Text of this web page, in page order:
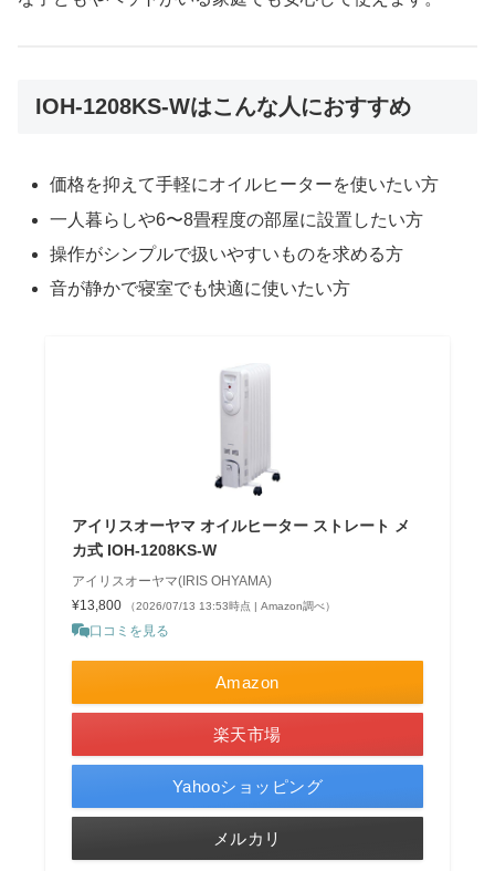
IOH-1208KS-Wはこんな人におすすめ
価格を抑えて手軽にオイルヒーターを使いたい方
一人暮らしや6〜8畳程度の部屋に設置したい方
操作がシンプルで扱いやすいものを求める方
音が静かで寝室でも快適に使いたい方
アイリスオーヤマ オイルヒーター ストレート メ
カ式 IOH-1208KS-W
アイリスオーヤマ(IRIS OHYAMA)
¥13,800
（2026/07/13 13:53時点 | Amazon調べ）
口コミを見る
Amazon
楽天市場
Yahooショッピング
メルカリ